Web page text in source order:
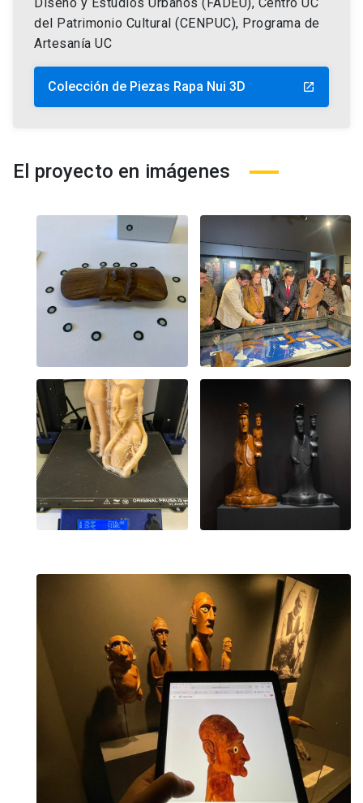
del Patrimonio Cultural (CENPUC), Programa de
Artesanía UC
Colección de Piezas Rapa Nui 3D launch
El proyecto en imágenes